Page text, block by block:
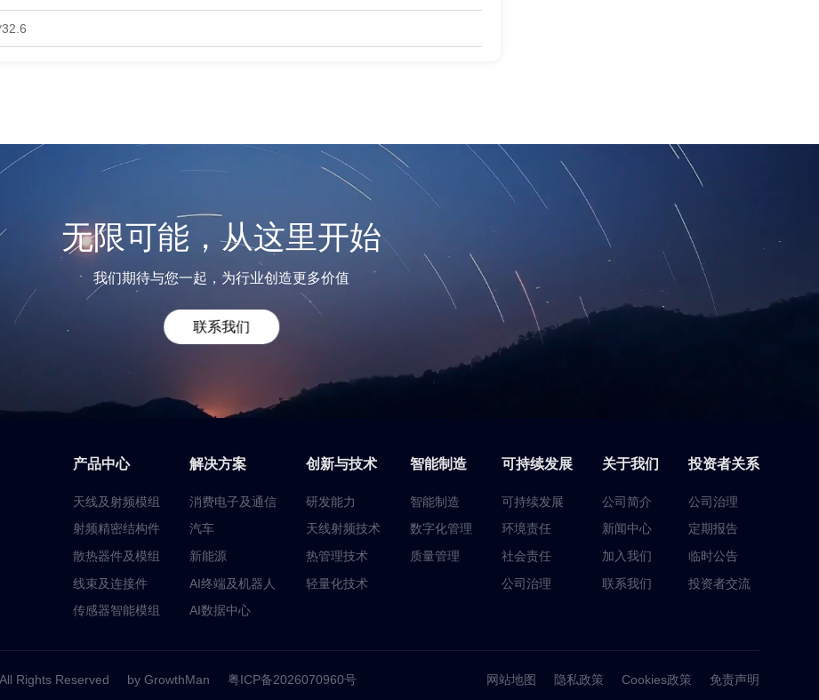
无限可能，从这里开始
我们期待与您一起，为行业创造更多价值
联系我们
产品中心
天线及射频模组
射频精密结构件
散热器件及模组
线束及连接件
传感器智能模组
解决方案
消费电子及通信
汽车
新能源
AI终端及机器人
AI数据中心
创新与技术
研发能力
天线射频技术
热管理技术
轻量化技术
智能制造
智能制造
数字化管理
质量管理
可持续发展
可持续发展
环境责任
社会责任
公司治理
关于我们
公司简介
新闻中心
加入我们
联系我们
投资者关系
公司治理
定期报告
临时公告
投资者交流
Rights Reserved by GrowthMan 粤ICP备2026070960号 网站地图 隐私政策 Cookies政策 免责声明